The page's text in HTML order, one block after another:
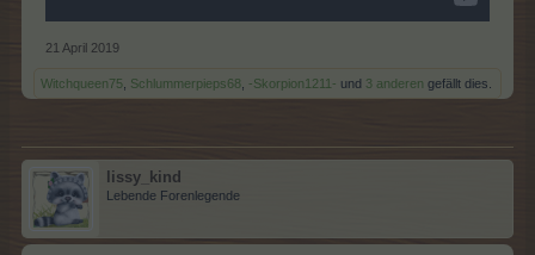
21 April 2019
Witchqueen75 Schlummerpieps68 -Skorpion1211- und 3 anderen gefällt dies.
lissy_kind
Lebende Forenlegende